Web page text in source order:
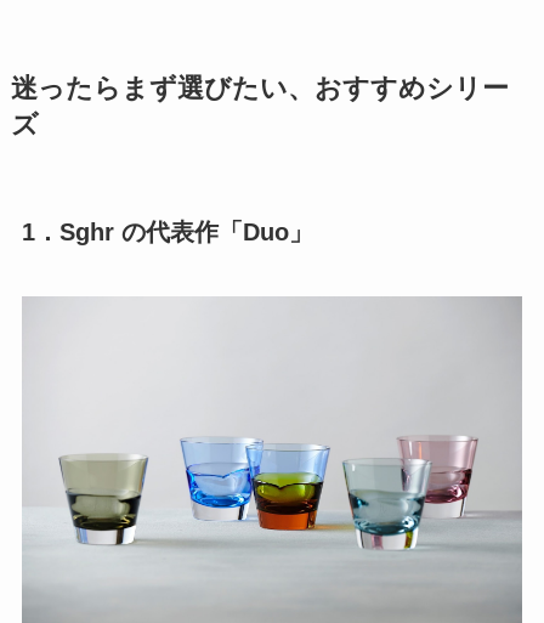
迷ったらまず選びたい、おすすめシリー
ズ
1．Sghr の代表作「Duo」